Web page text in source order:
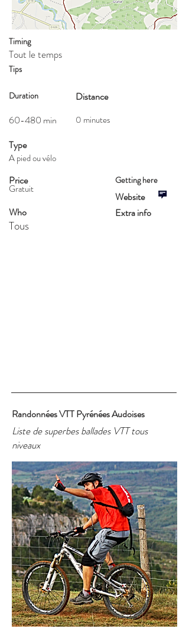
Timing
Tout le temps
Tips
Distance
Duration
0 minutes
60-480 min
Type
A pied ou vélo
Price
Gratuit
Getting here
Website
Who
Tous
Extra info
Randonnées VTT Pyrénées Audoises
Liste de superbes ballades VTT tous
niveaux